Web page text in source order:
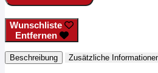
tec-
art
Menge
Wunschliste
Entfernen
Beschreibung Zusätzliche